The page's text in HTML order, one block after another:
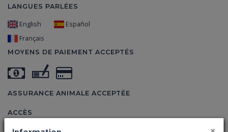
LANGUES PARLÉES
English
Español
Français
MOYENS DE PAIEMENT ACCEPTÉS
ASSURANCE ANIMALE ACCEPTÉE
ACCÈS